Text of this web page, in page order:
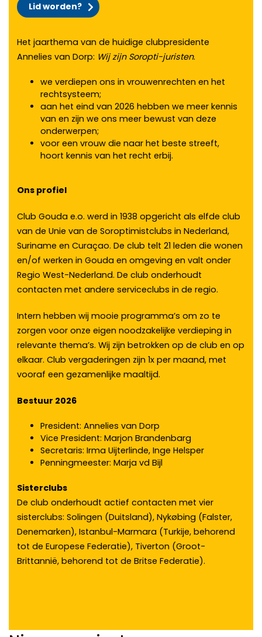
Lid worden?
Het jaarthema van de huidige clubpresidente
Annelies van Dorp: Wij zijn Soropti-juristen.
we verdiepen ons in vrouwenrechten en het
rechtsysteem;
aan het eind van 2026 hebben we meer kennis
van en zijn we ons meer bewust van deze
onderwerpen;
voor een vrouw die naar het beste streeft,
hoort kennis van het recht erbij.
Ons profiel
Club Gouda e.o. werd in 1938 opgericht als elfde club
van de Unie van de Soroptimistclubs in Nederland,
Suriname en Curaçao. De club telt 21 leden die wonen
en/of werken in Gouda en omgeving en valt onder
Regio West-Nederland. De club onderhoudt
contacten met andere serviceclubs in de regio.
Intern hebben wij mooie programma’s om zo te
zorgen voor onze eigen noodzakelijke verdieping in
relevante thema’s. Wij zijn betrokken op de club en op
elkaar. Club vergaderingen zijn 1x per maand, met
vooraf een gezamenlijke maaltijd.
Bestuur 2026
President: Annelies van Dorp
Vice President: Marjon Brandenbarg
Secretaris: Irma Uijterlinde, Inge Helsper
Penningmeester: Marja vd Bijl
Sisterclubs
De club onderhoudt actief contacten met vier
sisterclubs: Solingen (Duitsland), Nykøbing (Falster,
Denemarken), Istanbul-Marmara (Turkije, behorend
tot de Europese Federatie), Tiverton (Groot-
Brittannië, behorend tot de Britse Federatie).